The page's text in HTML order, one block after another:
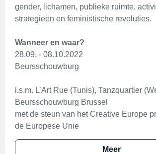
gender, lichamen, publieke ruimte,
strategieën en feministische revoluties.
Wanneer en waar?
28.09. - 08.10.2022
Beursschouwburg
i.s.m. L’Art Rue (Tunis), Tanzquartier
Beursschouwburg Brussel
met de steun van het Creative Europe
de Europese Unie
Meer